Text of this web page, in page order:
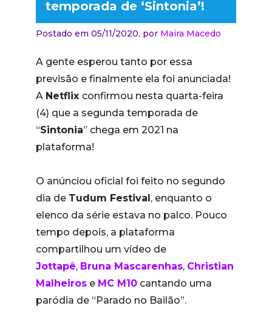
temporada de ‘Sintonia’!
Postado em 05/11/2020, por Maira Macedo
A gente esperou tanto por essa
previsão e finalmente ela foi anunciada!
A Netflix confirmou nesta quarta-feira
(4) que a segunda temporada de
“Sintonia” chega em 2021 na
plataforma!
O anúnciou oficial foi feito no segundo
dia de Tudum Festival, enquanto o
elenco da série estava no palco. Pouco
tempo depois, a plataforma
compartilhou um vídeo de
Jottapê, Bruna Mascarenhas, Christian
Malheiros e MC M10 cantando uma
paródia de “Parado no Bailão”.